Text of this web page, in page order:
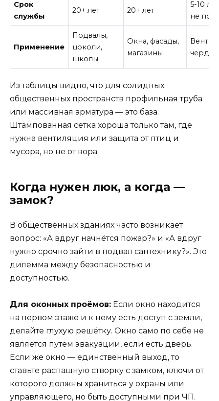
Срок
службы
20+ лет 20+ лет
5-10
не
Применение
Подвалы,
цоколи,
школы
Окна, фасады,
магазины
Из таблицы видно, что для солидных
общественных пространств профильная труба
или массивная арматура — это база.
Штампованная сетка хороша только там, где
нужна вентиляция или защита от птиц и
мусора, но не от вора.
Когда нужен люк, а когда —
замок?
В общественных зданиях часто возникает
вопрос: «А вдруг начнётся пожар?» и «А вдруг
нужно срочно зайти в подвал сантехнику?». Это
дилемма между безопасностью и
доступностью.
Для оконных проёмов: Если окно находится
на первом этаже и к нему есть доступ с земли,
делайте глухую решётку. Окно само по себе не
является путём эвакуации, если есть дверь.
Если же окно — единственный выход, то
ставьте распашную створку с замком, ключи от
которого должны храниться у охраны или
управляющего, но быть доступными при ЧП.